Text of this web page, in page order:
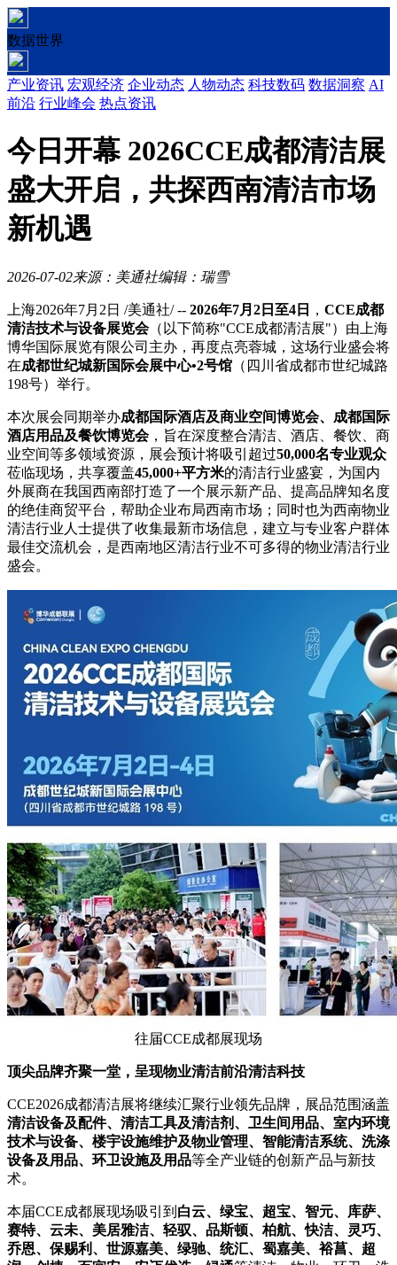
数据世界
产业资讯 宏观经济 企业动态 人物动态 科技数码 数据洞察 AI
前沿 行业峰会 热点资讯
今日开幕 2026CCE成都清洁展
盛大开启，共探西南清洁市场
新机遇
2026-07-02来源：美通社编辑：瑞雪
上海2026年7月2日 /美通社/ -- 2026年7月 2 日至4 日 ， CCE成都
清洁技术与设备展览会（以下简称"CCE成都清洁展"） 由上海
博华国际展览有限公司主办， 再度点亮蓉城，这场行业盛会将
在成都世纪城新国际会展中心•2号馆 （四川省成都市世纪城路
198号）举行。
本次展会同期举办成都国际酒店及商业空间博览会、成都国际
酒店用品及餐饮博览会，旨在深度整合清洁、酒店、餐饮、商
业空间等多领域资源，展会预计将吸引超过50,000名专业观众
莅临现场，共享覆盖45,000+平方米的清洁行业盛宴，为国内
外展商在我国西南部打造了一个展示新产品、提高品牌知名度
的绝佳商贸平台，帮助企业布局西南市场；同时也为西南物业
清洁行业人士提供了收集最新市场信息，建立与专业客户群体
最佳交流机会，是西南地区清洁行业不可多得的物业清洁行业
盛会。
往届CCE成都展现场
顶尖品牌齐聚一堂，呈现物业清洁前沿清洁科技
CCE2026成都清洁展将继续汇聚行业领先品牌，展品范围涵盖
清洁设备及配件、清洁工具及清洁剂、卫生间用品、室内环境
技术与设备、楼宇设施维护及物业管理、智能清洁系统、洗涤
设备及用品、环卫设施及用品等全产业链的创新产品与新技
术。
本届CCE成都展现场吸引到 白云、绿宝、超宝、智元、库萨、
赛特、云未、美居雅洁、轻驭、品斯顿、柏航、快洁、灵巧、
乔恩、保赐利、世源嘉美、绿驰、统汇、蜀嘉美、裕菖、超